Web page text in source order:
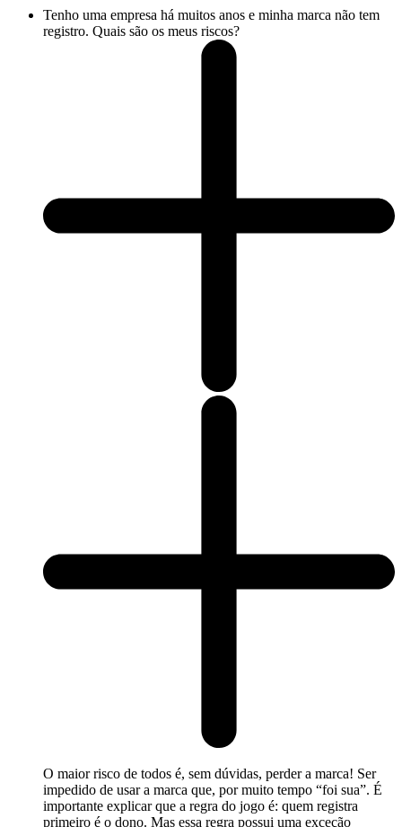
Tenho uma empresa há muitos anos e minha marca não tem
registro. Quais são os meus riscos?
O maior risco de todos é, sem dúvidas, perder a marca! Ser
impedido de usar a marca que, por muito tempo “foi sua”. É
importante explicar que a regra do jogo é: quem registra
primeiro é o dono. Mas essa regra possui uma exceção